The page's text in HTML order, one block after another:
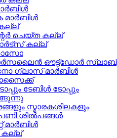
മാർബിൾ
ചെയ്ത കല്ല്
കല്ല്
ഔട്ട്ഡോർ സ്ലാബ്
ഗ്ലാസ് മാർബിൾ
ടേബിൾ ടോപ്പും
സ്മാരകശിലകളും
ശിൽപങ്ങൾ
മാർബിൾ
കല്ല്